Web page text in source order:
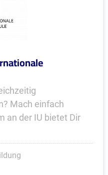
Mach einfach
an der IU bietet Dir